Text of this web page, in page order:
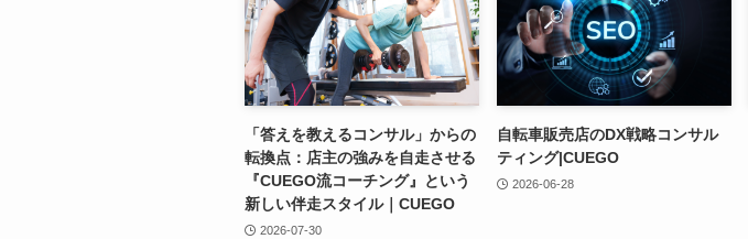
「答えを教えるコンサル」からの
転換点：店主の強みを自走させる
『CUEGO流コーチング』という
新しい伴走スタイル｜CUEGO
2026-07-30
自転車販売店のDX戦略コンサル
ティング|CUEGO
2026-06-28